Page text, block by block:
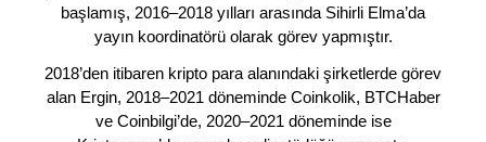
başlamış, 2016–2018 yılları arasında Sihirli Elma’da
yayın koordinatörü olarak görev yapmıştır.
2018’den itibaren kripto para alanındaki şirketlerde görev
alan Ergin, 2018–2021 döneminde Coinkolik, BTCHaber
ve Coinbilgi’de, 2020–2021 döneminde ise